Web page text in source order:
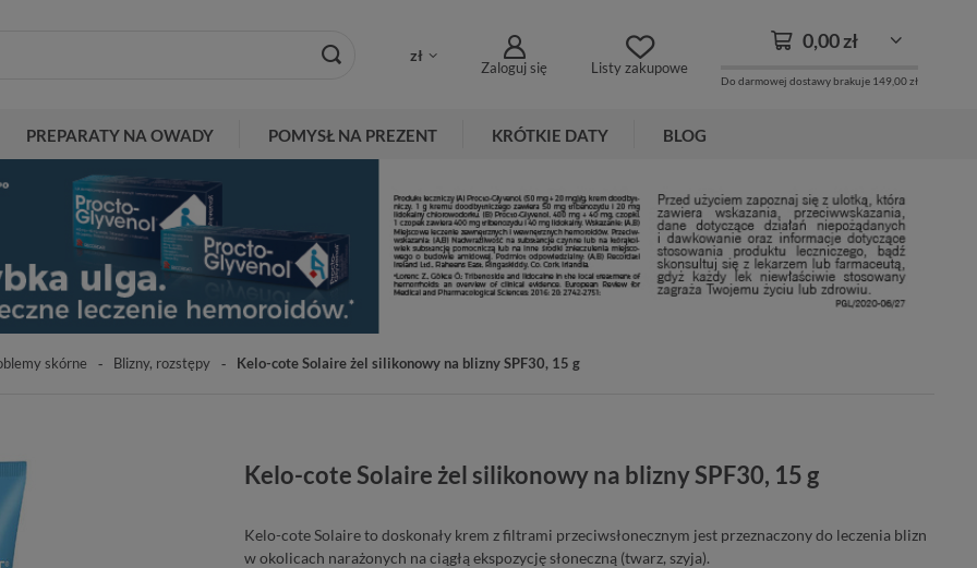
zł
Zaloguj się Listy zakupowe
0,00 zł
Do darmowej dostawy brakuje 149,00 zł
PREPARATY NA OWADY POMYSŁ NA PREZENT KRÓTKIE DATY BLOG
skórne Blizny, rozstępy Kelo-cote Solaire żel silikonowy na blizny SPF30, 15 g
Kelo-cote Solaire żel silikonowy na blizny SPF30, 15 g
Kelo-cote Solaire to doskonały krem z filtrami przeciwsłonecznym jest przeznaczony do leczenia blizn
w okolicach narażonych na ciągłą ekspozycję słoneczną (twarz, szyja).